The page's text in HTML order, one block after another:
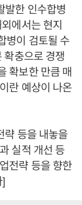
발한 인수합병
에서는 현지
병이 검토될 수
확충으로 경쟁
확보한 만큼 매
란 예상이 나온
략 등을 내놓을
실적 개선 등
전략 등을 향한
]